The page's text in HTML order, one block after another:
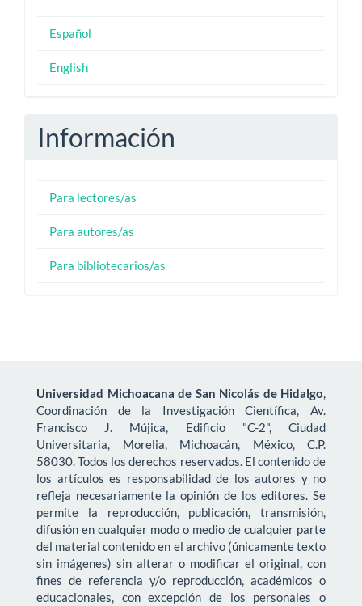
Español
English
Información
Para lectores/as
Para autores/as
Para bibliotecarios/as
Universidad Michoacana de San Nicolás de Hidalgo,
Coordinación de la Investigación Científica, Av.
Francisco J. Mújica, Edificio "C-2", Ciudad
Universitaria, Morelia, Michoacán, México, C.P.
58030. Todos los derechos reservados. El contenido de
los artículos es responsabilidad de los autores y no
refleja necesariamente la opinión de los editores. Se
permite la reproducción, publicación, transmisión,
difusión en cualquier modo o medio de cualquier parte
del material contenido en el archivo (únicamente texto
sin imágenes) sin alterar o modificar el original, con
fines de referencia y/o reproducción, académicos o
educacionales, con excepción de los personales o